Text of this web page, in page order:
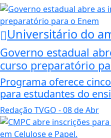
Universitário do
Governo estadual
curso preparatório
Programa oferece
para estudantes do
Redação TVGO - 08 de Abr